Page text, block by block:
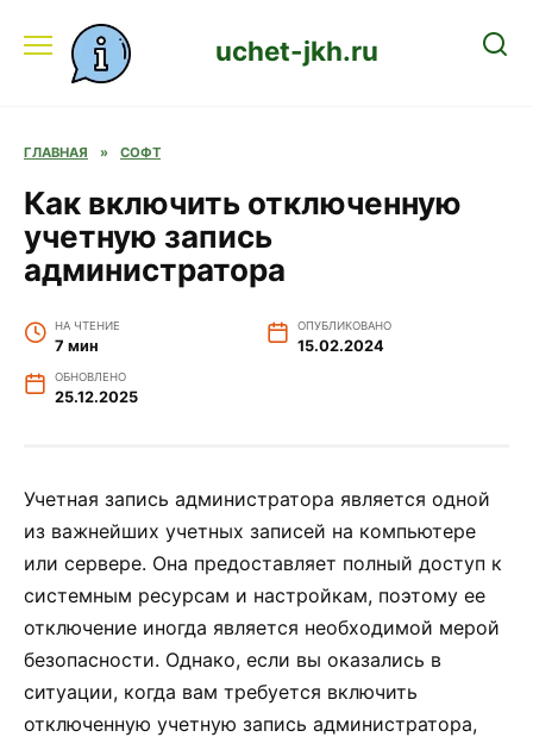
содержанию
uchet-jkh.ru
ГЛАВНАЯ » СОФТ
Как включить отключенную
учетную запись
администратора
НА ЧТЕНИЕ
7 мин
ОПУБЛИКОВАНО
15.02.2024
ОБНОВЛЕНО
25.12.2025
Учетная запись администратора является одной
из важнейших учетных записей на компьютере
или сервере. Она предоставляет полный доступ к
системным ресурсам и настройкам, поэтому ее
отключение иногда является необходимой мерой
безопасности. Однако, если вы оказались в
ситуации, когда вам требуется включить
отключенную учетную запись администратора,